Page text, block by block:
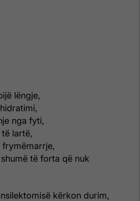
lëngje,
nga fyti,
lartë,
frymëmarrje,
të forta që nuk
kërkon durim,